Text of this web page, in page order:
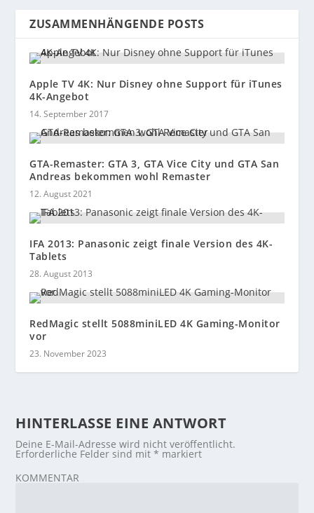
ZUSAMMENHÄNGENDE POSTS
Apple TV 4K: Nur Disney ohne Support für iTunes
4K-Angebot
14. September 2017
GTA-Remaster: GTA 3, GTA Vice City und GTA San
Andreas bekommen wohl Remaster
12. August 2021
IFA 2013: Panasonic zeigt finale Version des 4K-
Tablets
28. August 2013
RedMagic stellt 5088miniLED 4K Gaming-Monitor
vor
23. November 2023
HINTERLASSE EINE ANTWORT
Deine E-Mail-Adresse wird nicht veröffentlicht.
Erforderliche Felder sind mit* markiert
KOMMENTAR